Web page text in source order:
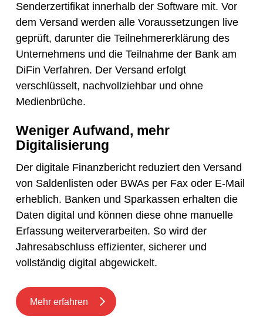
Senderzertifikat innerhalb der Software mit. Vor
dem Versand werden alle Voraussetzungen live
geprüft, darunter die Teilnehmererklärung des
Unternehmens und die Teilnahme der Bank am
DiFin Verfahren. Der Versand erfolgt
verschlüsselt, nachvollziehbar und ohne
Medienbrüche.
Weniger Aufwand, mehr
Digitalisierung
Der digitale Finanzbericht reduziert den Versand
von Saldenlisten oder BWAs per Fax oder E-Mail
erheblich. Banken und Sparkassen erhalten die
Daten digital und können diese ohne manuelle
Erfassung weiterverarbeiten. So wird der
Jahresabschluss effizienter, sicherer und
vollständig digital abgewickelt.
Mehr erfahren